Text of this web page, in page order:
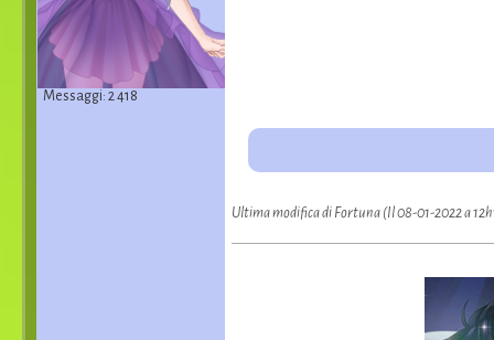
Messaggi: 2 418
Ultima modifica di Fortuna (Il 08-01-2022 a